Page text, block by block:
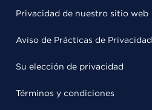
Privacidad de nuestro sitio web
Aviso de Prácticas de Privacidad
Su elección de privacidad
Términos y condiciones